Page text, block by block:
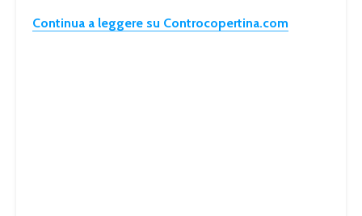
Continua a leggere su Controcopertina.com